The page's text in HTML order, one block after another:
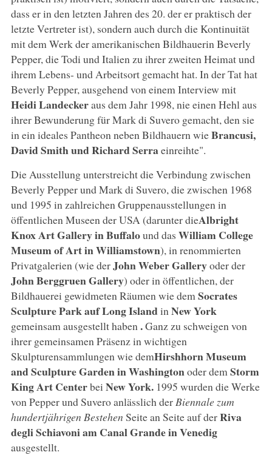
dass er in den letzten Jahren des 20. der er praktisch der
letzte Vertreter ist), sondern auch durch die Kontinuität
mit dem Werk der amerikanischen Bildhauerin Beverly
Pepper, die Todi und Italien zu ihrer zweiten Heimat und
ihrem Lebens- und Arbeitsort gemacht hat. In der Tat hat
Beverly Pepper, ausgehend von einem Interview mit
Heidi Landeckeraus dem Jahr 1998, nie einen Hehl aus
ihrer Bewunderung für Mark di Suvero gemacht, den sie
in ein ideales Pantheon neben Bildhauern wieBrancusi,
David Smith und Richard Serraeinreihte".
Die Ausstellung unterstreicht die Verbindung zwischen
Beverly Pepper und Mark di Suvero, die zwischen 1968
und 1995 in zahlreichen Gruppenausstellungen in
öffentlichen Museen der USA (darunter dieAlbright
Knox Art Gallery in Buffalound das William College
Museum of Art in Williamstown), in renommierten
Privatgalerien (wie derJohn WeberGalleryoder der
John Berggruen Gallery) oder in öffentlichen, der
Bildhauerei gewidmeten Räumen wie dem Socrates
Sculpture Park auf Long Islandin New York
gemeinsam ausgestellt haben .Ganz zu schweigen von
ihrer gemeinsamen Präsenz in wichtigen
Skulpturensammlungen wie demHirshhorn Museum
and Sculpture Garden in Washingtonoder dem Storm
King Art Centerbei New York.1995 wurden die Werke
von Pepper und Suvero anlässlich der Biennale zum
hundertjährigen Bestehen Seite an Seite auf derRiva
degli Schiavoni am Canal Grande in Venedig
ausgestellt.